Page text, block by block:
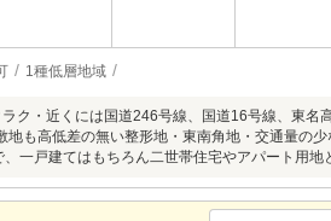
1種低層地域
ク・近くには国道246号線、国道16号線、東名
も高低差の無い整形地・東南角地・交通量の
一戸建てはもちろん二世帯住宅やアパート用地